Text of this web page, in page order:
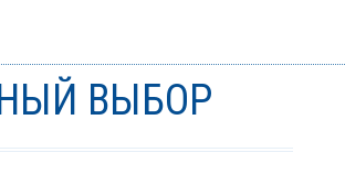
ВЫБОР